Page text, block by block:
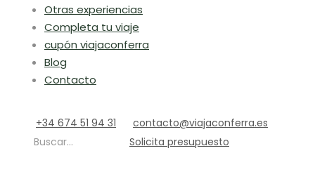
Otras experiencias
Completa tu viaje
cupón viajaconferra
Blog
Contacto
+34 674 51 94 31
contacto@viajaconferra.es
Buscar...
Solicita presupuesto